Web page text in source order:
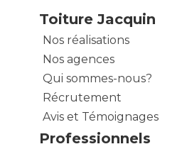
Toiture Jacquin
Nos réalisations
Nos agences
Qui sommes-nous?
Récrutement
Avis et Témoignages
Professionnels